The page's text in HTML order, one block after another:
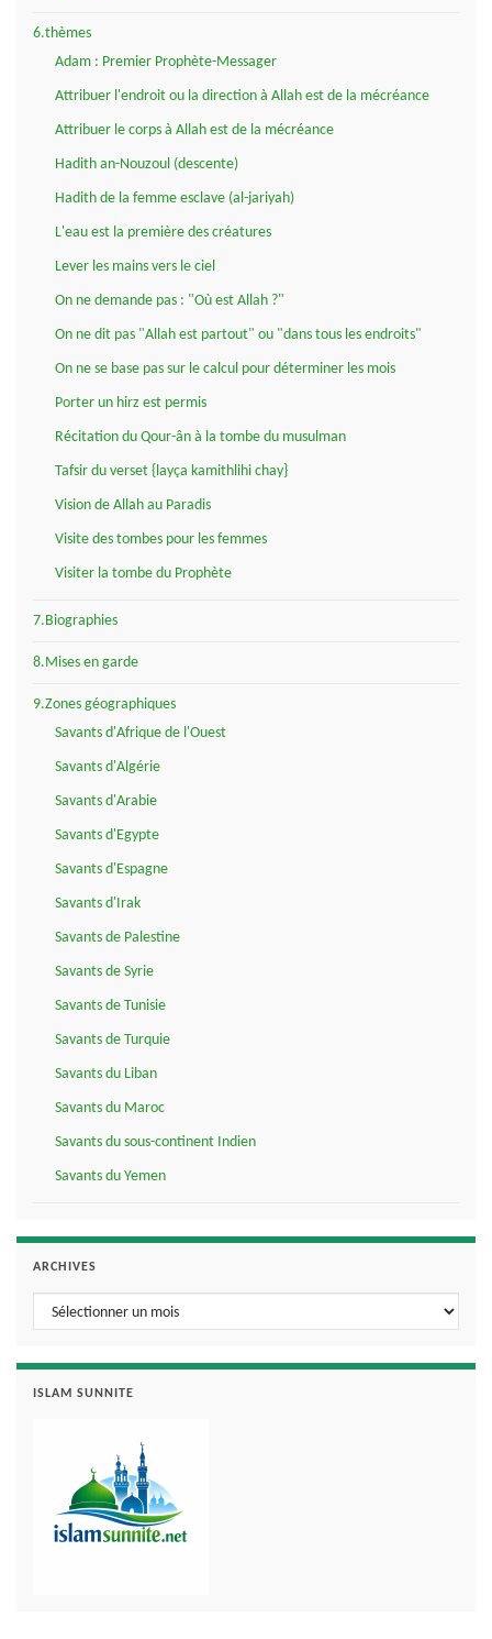
6.thèmes
Adam : Premier Prophète-Messager
Attribuer l'endroit ou la direction à Allah est de la mécréance
Attribuer le corps à Allah est de la mécréance
Hadith an-Nouzoul (descente)
Hadith de la femme esclave (al-jariyah)
L'eau est la première des créatures
Lever les mains vers le ciel
On ne demande pas : "Où est Allah ?"
On ne dit pas "Allah est partout" ou "dans tous les endroits"
On ne se base pas sur le calcul pour déterminer les mois
Porter un hirz est permis
Récitation du Qour-ân à la tombe du musulman
Tafsir du verset {layça kamithlihi chay}
Vision de Allah au Paradis
Visite des tombes pour les femmes
Visiter la tombe du Prophète
7.Biographies
8.Mises en garde
9.Zones géographiques
Savants d'Afrique de l'Ouest
Savants d'Algérie
Savants d'Arabie
Savants d'Egypte
Savants d'Espagne
Savants d'Irak
Savants de Palestine
Savants de Syrie
Savants de Tunisie
Savants de Turquie
Savants du Liban
Savants du Maroc
Savants du sous-continent Indien
Savants du Yemen
ARCHIVES
Archives
ISLAM SUNNITE